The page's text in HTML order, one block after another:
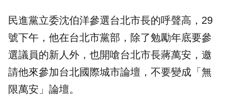
民進黨立委沈伯洋參選台北市長的呼聲高，29
號下午，他在台北市黨部，除了勉勵年底要參
選議員的新人外，也開嗆台北市長蔣萬安 ，邀
請他來參加台北國際城市論壇，不要變成「無
限萬安」論壇。